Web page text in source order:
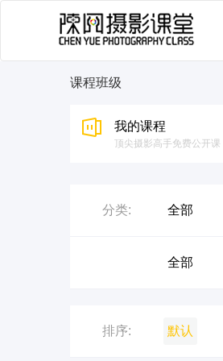
课程班级
我的课程
顶尖摄影高手免费公开课
分类: 全部
全部
排序: 默认